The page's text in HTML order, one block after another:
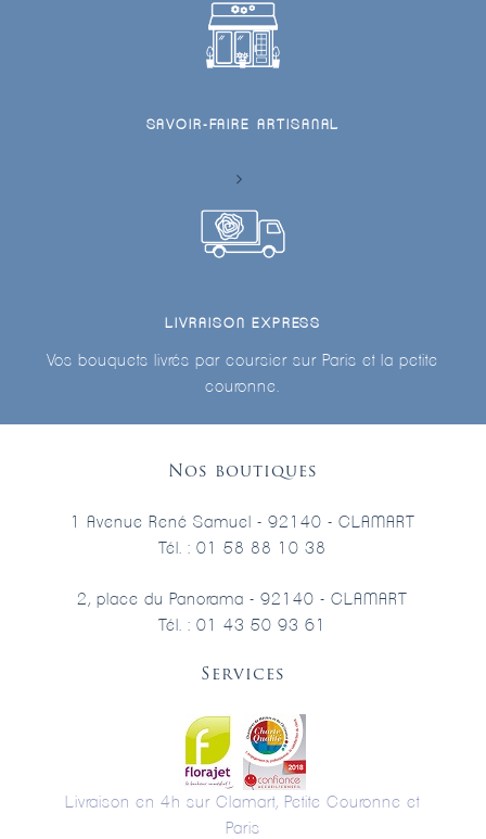
SAVOIR-FAIRE ARTISANAL
LIVRAISON EXPRESS
Vos bouquets livrés par coursier sur Paris et la petite
couronne.
Nos boutiques
1 Avenue René Samuel - 92140 - CLAMART
Tél. : 01 58 88 10 38
2, place du Panorama - 92140 - CLAMART
Tél. : 01 43 50 93 61
Services
Livraison en 4h sur Clamart, Petite Couronne et
Paris